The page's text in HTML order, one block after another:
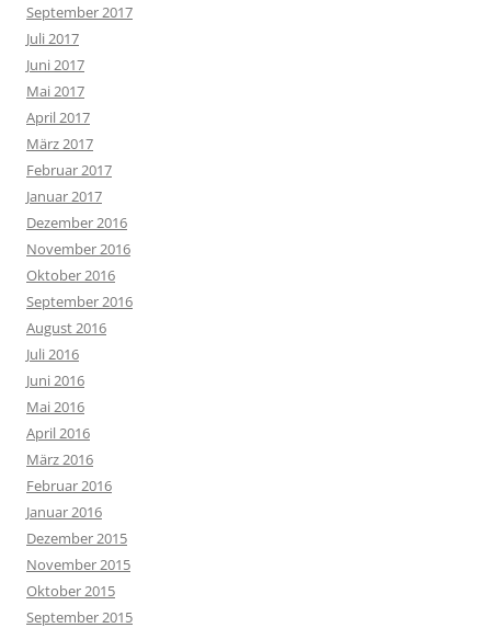
September 2017
Juli 2017
Juni 2017
Mai 2017
April 2017
März 2017
Februar 2017
Januar 2017
Dezember 2016
November 2016
Oktober 2016
September 2016
August 2016
Juli 2016
Juni 2016
Mai 2016
April 2016
März 2016
Februar 2016
Januar 2016
Dezember 2015
November 2015
Oktober 2015
September 2015